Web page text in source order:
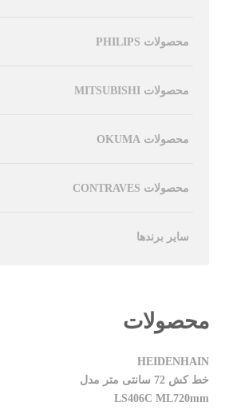
محصولات PHILIPS
محصولات MITSUBISHI
محصولات OKUMA
محصولات CONTRAVES
سایر برندها
محصولات
HEIDENHAIN
خط کش 72 سانتی متر مدل
LS406C ML720mm